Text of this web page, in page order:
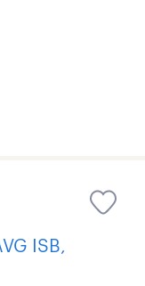
ISB,